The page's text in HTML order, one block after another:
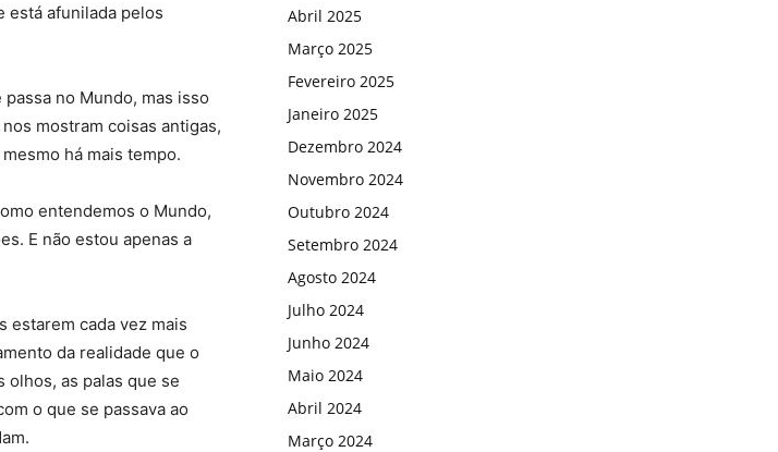
está afunilada pelos
no Mundo, mas isso
mostram coisas antigas,
há mais tempo.
entendemos o Mundo,
E não estou apenas a
estarem cada vez mais
da realidade que o
olhos, as palas que se
o que se passava ao
Abril 2025
Março 2025
Fevereiro 2025
Janeiro 2025
Dezembro 2024
Novembro 2024
Outubro 2024
Setembro 2024
Agosto 2024
Julho 2024
Junho 2024
Maio 2024
Abril 2024
Março 2024